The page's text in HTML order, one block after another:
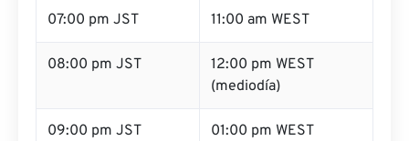
07:00 pm JST 11:00 am WEST
08:00 pm JST
12:00 pm WEST
(mediodía)
09:00 pm JST 01:00 pm WEST